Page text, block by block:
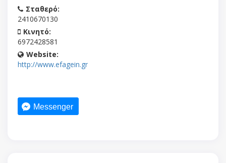
Σταθερό:
2410670130
Κινητό:
6972428581
Website:
http://www.efagein.gr
Messenger